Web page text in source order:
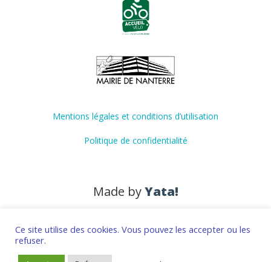
Mentions légales et conditions d’utilisation
Politique de confidentialité
Made byYata!
Ce site utilise des cookies. Vous pouvez les accepter ou les
refuser.